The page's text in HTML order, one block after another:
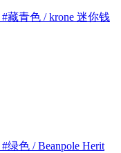
#藏青色 / krone 迷你钱
#绿色 / Beanpole Herit